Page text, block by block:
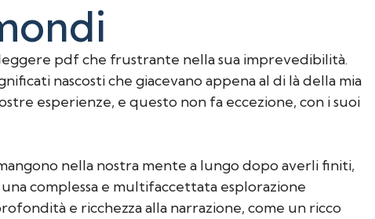
pdf che frustrante nella sua imprevedibilità.
nascosti che giacevano appena al di là della mia
esperienze, e questo non fa eccezione, con i suoi
nella nostra mente a lungo dopo averli finiti,
complessa e multifaccettata esplorazione
e ricchezza alla narrazione, come un ricco